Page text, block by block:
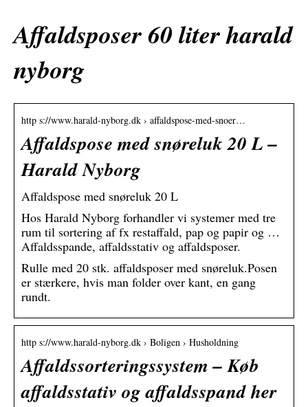
Affaldsposer 60 liter harald
nyborg
http s://www.harald-nyborg.dk › affaldspose-med-snoer…
Affaldspose med snøreluk 20 L –
Harald Nyborg
Affaldspose med snøreluk 20 L
Hos Harald Nyborg forhandler vi systemer med tre
rum til sortering af fx restaffald, pap og papir og …
Affaldsspande, affaldsstativ og affaldsposer.
Rulle med 20 stk. affaldsposer med snøreluk.Posen
er stærkere, hvis man folder over kant, en gang
rundt.
http s://www.harald-nyborg.dk › Boligen › Husholdning
Affaldssorteringssystem – Køb
affaldsstativ og affaldsspand her